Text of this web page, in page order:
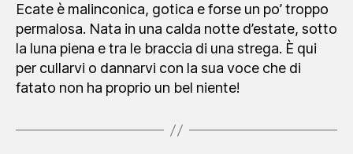
Ecate è malinconica, gotica e forse un po’ troppo
permalosa. Nata in una calda notte d’estate, sotto
la luna piena e tra le braccia di una strega. È qui
per cullarvi o dannarvi con la sua voce che di
fatato non ha proprio un bel niente!